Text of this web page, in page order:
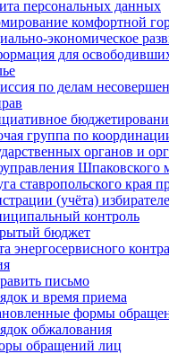
персональных данных
комфортной
экономическое
для
по делам
группа по
органов и
Шпаковского
ставропольского края
(учёта)
контроль
бюджет
энергосервисного
письмо
и время приема
формы
обжалования
обращений лиц